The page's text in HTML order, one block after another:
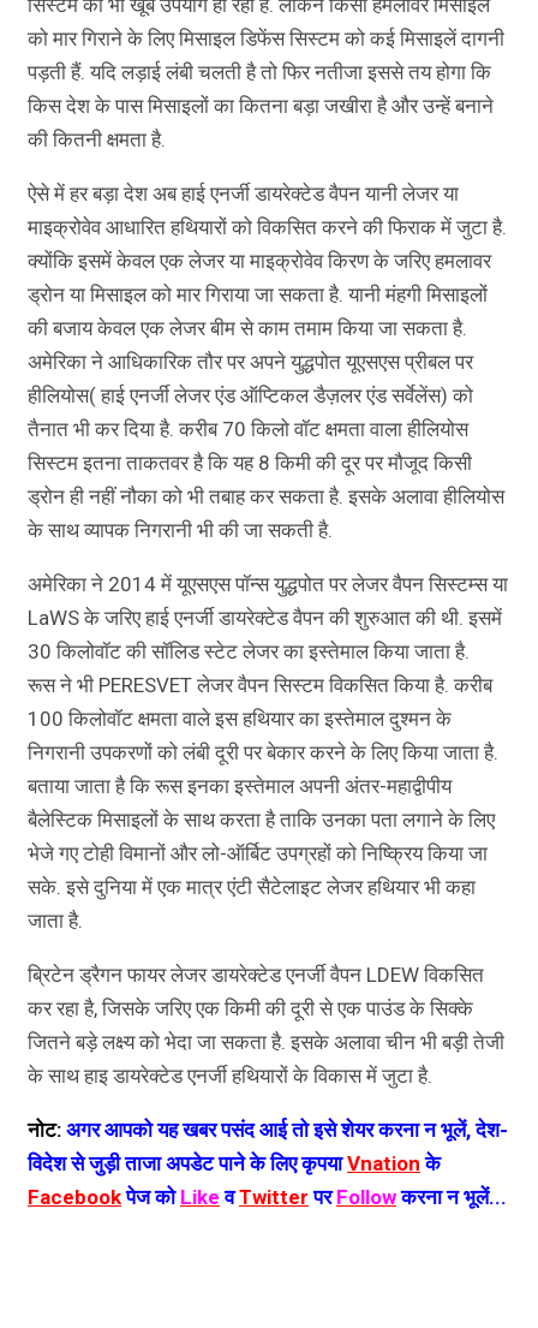
को मार गिराने के लिए मिसाइल डिफेंस सिस्टम को कई मिसाइलें दागनी
पड़ती हैं. यदि लड़ाई लंबी चलती है तो फिर नतीजा इससे तय होगा कि
किस देश के पास मिसाइलों का कितना बड़ा जखीरा है और उन्हें बनाने
की कितनी क्षमता है.
ऐसे में हर बड़ा देश अब हाई एनर्जी डायरेक्टेड वैपन यानी लेजर या
माइक्रोवेव आधारित हथियारों को विकसित करने की फिराक में जुटा है.
क्योंकि इसमें केवल एक लेजर या माइक्रोवेव किरण के जरिए हमलावर
ड्रोन या मिसाइल को मार गिराया जा सकता है. यानी मंहगी मिसाइलों
की बजाय केवल एक लेजर बीम से काम तमाम किया जा सकता है.
अमेरिका ने आधिकारिक तौर पर अपने युद्धपोत यूएसएस प्रीबल पर
हीलियोस( हाई एनर्जी लेजर एंड ऑप्टिकल डैज़लर एंड सर्वेलेंस) को
तैनात भी कर दिया है. करीब 70 किलो वॉट क्षमता वाला हीलियोस
सिस्टम इतना ताकतवर है कि यह 8 किमी की दूर पर मौजूद किसी
ड्रोन ही नहीं नौका को भी तबाह कर सकता है. इसके अलावा हीलियोस
के साथ व्यापक निगरानी भी की जा सकती है.
अमेरिका ने 2014 में यूएसएस पॉन्स युद्धपोत पर लेजर वैपन सिस्टम्स या
LaWS के जरिए हाई एनर्जी डायरेक्टेड वैपन की शुरुआत की थी. इसमें
30 किलोवॉट की सॉलिड स्टेट लेजर का इस्तेमाल किया जाता है.
रूस ने भी PERESVET लेजर वैपन सिस्टम विकसित किया है. करीब
100 किलोवॉट क्षमता वाले इस हथियार का इस्तेमाल दुश्मन के
निगरानी उपकरणों को लंबी दूरी पर बेकार करने के लिए किया जाता है.
बताया जाता है कि रूस इनका इस्तेमाल अपनी अंतर-महाद्वीपीय
बैलेस्टिक मिसाइलों के साथ करता है ताकि उनका पता लगाने के लिए
भेजे गए टोही विमानों और लो-ऑर्बिट उपग्रहों को निष्क्रिय किया जा
सके. इसे दुनिया में एक मात्र एंटी सैटेलाइट लेजर हथियार भी कहा
जाता है.
ब्रिटेन ड्रैगन फायर लेजर डायरेक्टेड एनर्जी वैपन LDEW विकसित
कर रहा है, जिसके जरिए एक किमी की दूरी से एक पाउंड के सिक्के
जितने बड़े लक्ष्य को भेदा जा सकता है. इसके अलावा चीन भी बड़ी तेजी
के साथ हाइ डायरेक्टेड एनर्जी हथियारों के विकास में जुटा है.
नोट: अगर आपको यह खबर पसंद आई तो इसे शेयर करना न भूलें, देश-
विदेश से जुड़ी ताजा अपडेट पाने के लिए कृपयाVnation के
Facebookपेज को Like वTwitter परFollowकरना न भूलें...